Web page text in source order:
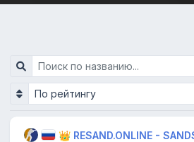
👑 RESAND.ONLINE -